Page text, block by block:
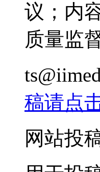
议；内
质量监
稿请点
网站投